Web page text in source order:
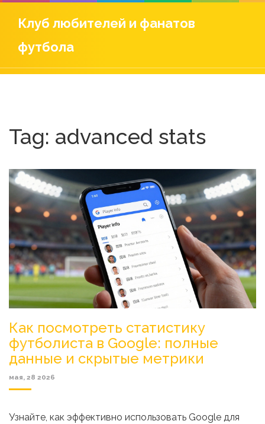
Клуб любителей и фанатов
футбола
Tag: advanced stats
Как посмотреть статистику
футболиста в Google: полные
данные и скрытые метрики
мая, 28 2026
Узнайте, как эффективно использовать Google для